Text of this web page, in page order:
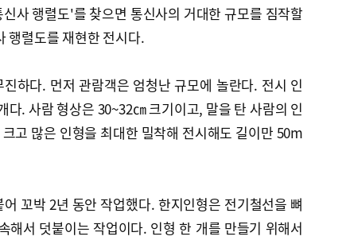
사 행렬도'를 찾으면 통신사의 거대한 규모를 짐작할
행렬도를 재현한 전시다.
하다. 먼저 관람객은 엄청난 규모에 놀란다. 전시 인
다. 사람 형상은 30~32㎝ 크기이고, 말을 탄 사람의 인
고 많은 인형을 최대한 밀착해 전시해도 길이만 50m
꼬박 2년 동안 작업했다. 한지인형은 전기철선을 뼈
해서 덧붙이는 작업이다. 인형 한 개를 만들기 위해서